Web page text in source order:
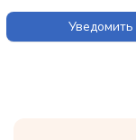
Уведомить